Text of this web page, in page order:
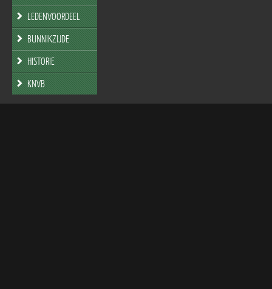
LEDENVOORDEEL
BUNNIKZIJDE
HISTORIE
KNVB